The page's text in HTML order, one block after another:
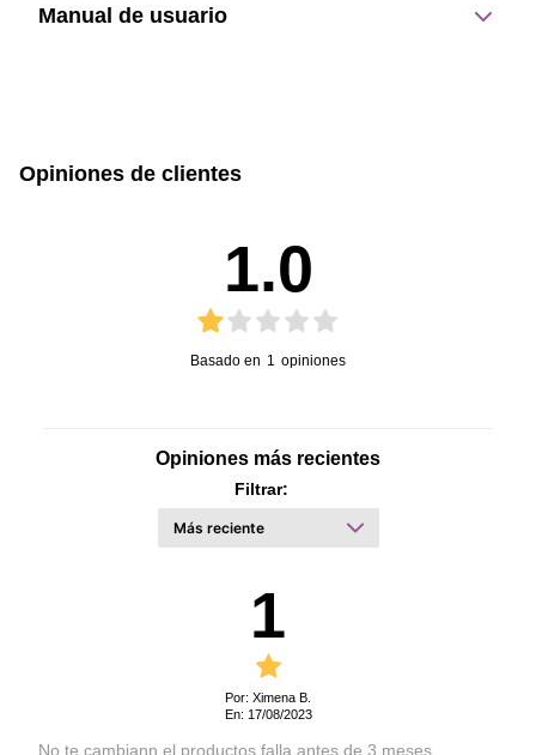
Manual de usuario
Opiniones de clientes
1.0
Basado en 1 opiniones
Opiniones más recientes
Filtrar:
1
Por: Ximena B.
En: 17/08/2023
No te cambiann el productos falla antes de 3 meses